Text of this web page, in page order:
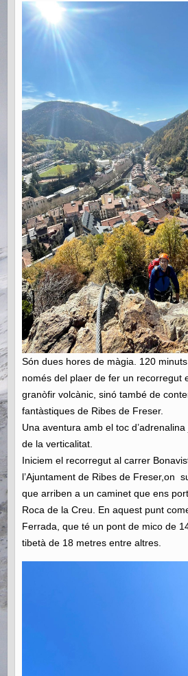
Són dues hores de màgia. 120
només del plaer de fer un recorregut
granòfir volcànic, sinó també de
fantàstiques de Ribes de Freser.
Una aventura amb el toc
de la verticalitat.
Iniciem el recorregut al carrer
l’Ajuntament de Ribes de Freser,on
que arriben a un caminet que ens
Roca de la Creu. En aquest punt
Ferrada, que té un pont de mico de
tibetà de 18 metres entre altres.